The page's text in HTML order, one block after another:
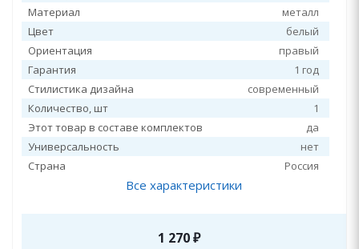
Материал
металл
Цвет
белый
Ориентация
правый
Гарантия
1 год
Стилистика дизайна
современный
Количество, шт
1
Этот товар в составе комплектов
да
Универсальность
нет
Страна
Россия
Все характеристики
1 270₽